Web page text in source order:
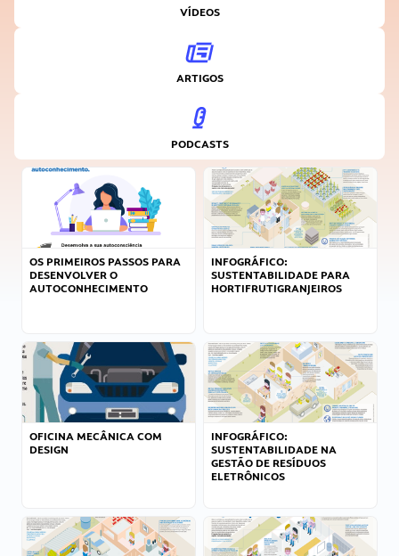
VÍDEOS
ARTIGOS
PODCASTS
OS PRIMEIROS PASSOS PARA
DESENVOLVER O
AUTOCONHECIMENTO
INFOGRÁFICO:
SUSTENTABILIDADE PARA
HORTIFRUTIGRANJEIROS
OFICINA MECÂNICA COM
DESIGN
INFOGRÁFICO:
SUSTENTABILIDADE NA
GESTÃO DE RESÍDUOS
ELETRÔNICOS